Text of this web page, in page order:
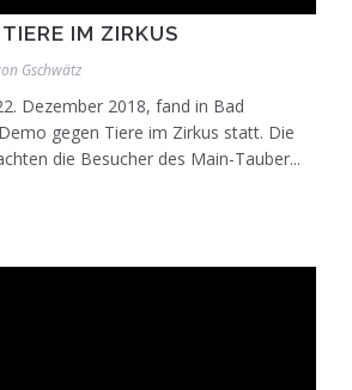
IM ZIRKUS
Gschwätz
Dezember 2018, fand in Bad
gegen Tiere im Zirkus statt. Die
die Besucher des Main-Tauber...